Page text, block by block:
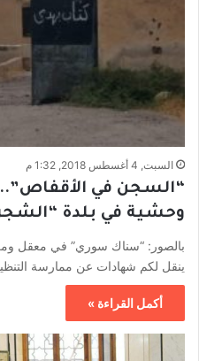
السبت, 4 أغسطس 2018, 1:32 م
“السجن في
وحشية في بلدة
بالصور: “سناك سوري” في معقل
ينقل لكم شهادات عن ممارسة
أكمل القراءة »